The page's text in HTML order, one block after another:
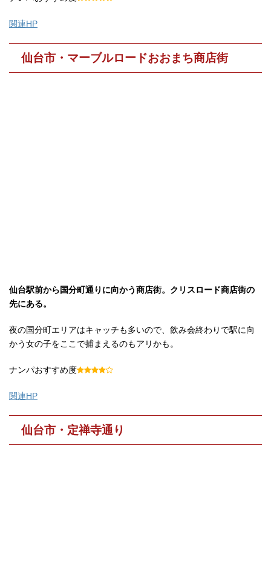
関連HP
仙台市・マーブルロードおおまち商店街
仙台駅前から国分町通りに向かう商店街。クリスロード商店街の
先にある。
夜の国分町エリアはキャッチも多いので、飲み会終わりで駅に向
かう女の子をここで捕まえるのもアリかも。
ナンパおすすめ度
関連HP
仙台市・定禅寺通り